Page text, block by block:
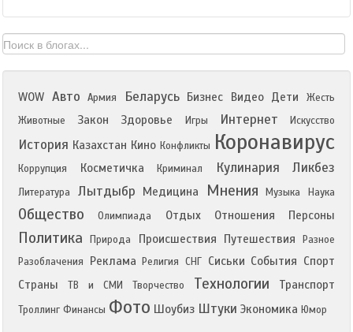
WOW Авто Армия Беларусь Бизнес Видео Дети
Жесть
Животные
Закон Здоровье Игры Интернет Искусство
История Казахстан Кино Конфликты Коронавирус
Коррупция Косметичка Криминал Кулинария Ликбез
Литература Лытдыбр Медицина Мнения Музыка Наука
Общество Олимпиада Отдых Отношения Персоны
Политика Природа Происшествия Путешествия
Разное
Разоблачения
Реклама Религия СНГ Сиськи События Спорт
Страны
ТВ и СМИ Творчество Технологии Транспорт
Троллинг Финансы Фото Шоубиз Штуки Экономика Юмор